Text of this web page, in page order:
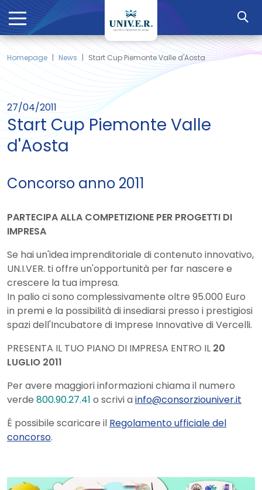
Homepage News Start Cup Piemonte Valle d'Aosta
27/04/2011
Start Cup Piemonte Valle
d'Aosta
Concorso anno 2011
PARTECIPA ALLA COMPETIZIONE PER PROGETTI DI
IMPRESA
Se hai un'idea imprenditoriale di contenuto innovativo,
UN.I.VER. ti offre un'opportunità per far nascere e
crescere la tua impresa.
In palio ci sono complessivamente oltre 95.000 Euro
in premi e la possibilità di insediarsi presso i prestigiosi
spazi dell'Incubatore di Imprese Innovative di Vercelli.
PRESENTA IL TUO PIANO DI IMPRESA ENTRO IL 20
LUGLIO 2011
Per avere maggiori informazioni chiama il numero
verde 800.90.27.41 o scrivi a info@consorziouniver.it
É possibile scaricare il Regolamento ufficiale del
concorso.